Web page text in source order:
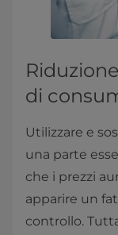
di
Utilizzare e
una parte
che i prezzi
apparire un
controllo.